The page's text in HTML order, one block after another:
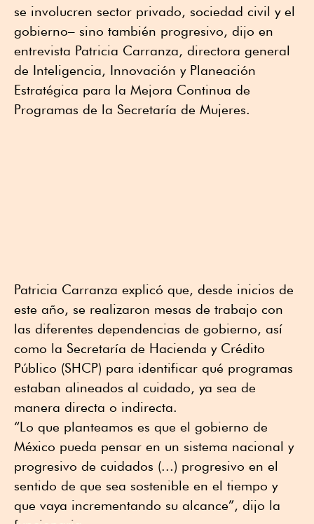
se involucren sector privado, sociedad civil y el
gobierno– sino también progresivo, dijo en
entrevista Patricia Carranza, directora general
de Inteligencia, Innovación y Planeación
Estratégica para la Mejora Continua de
Programas de la Secretaría de Mujeres.
Patricia Carranza explicó que, desde inicios de
este año, se realizaron mesas de trabajo con
las diferentes dependencias de gobierno, así
como la Secretaría de Hacienda y Crédito
Público (SHCP) para identificar qué programas
estaban alineados al cuidado, ya sea de
manera directa o indirecta.
“Lo que planteamos es que el gobierno de
México pueda pensar en un sistema nacional y
progresivo de cuidados (...) progresivo en el
sentido de que sea sostenible en el tiempo y
que vaya incrementando su alcance”, dijo la